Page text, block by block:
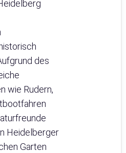
des
wie Rudern,
Heidelberger
Garten